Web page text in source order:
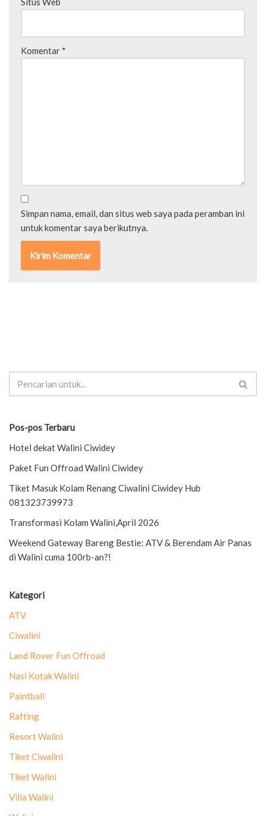
Komentar *
Simpan nama, email, dan situs web saya pada peramban ini
untuk komentar saya berikutnya.
Pos-pos Terbaru
Hotel dekat Walini Ciwidey
Paket Fun Offroad Walini Ciwidey
Tiket Masuk Kolam Renang Ciwalini Ciwidey Hub
081323739973
Transformasi Kolam Walini,April 2026
Weekend Gateway Bareng Bestie: ATV & Berendam Air Panas
di Walini cuma 100rb-an?!
Kategori
ATV
Ciwalini
Land Rover Fun Offroad
Nasi Kotak Walini
Paintball
Rafting
Resort Walini
Tiket Ciwalini
Tiket Walini
Villa Walini